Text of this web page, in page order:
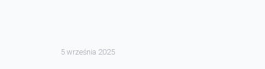
5 września 2025